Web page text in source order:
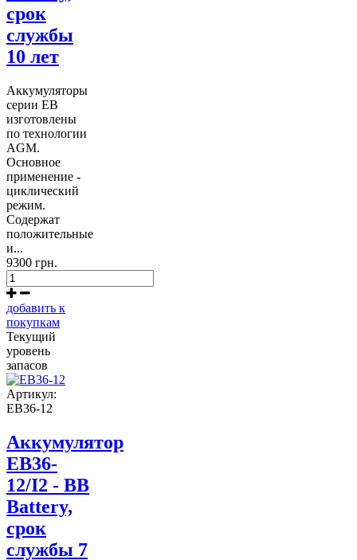
срок
службы
10 лет
Аккумуляторы
серии EB
изготовлены
по технологии
AGM.
Основное
применение -
циклический
режим.
Содержат
положительные
и...
9300 грн.
добавить к
покупкам
Текущий
уровень
запасов
Артикул:
EB36-12
Аккумулятор
EB36-
12/I2 - BB
Battery,
срок
службы 7